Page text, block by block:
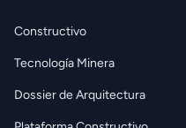
Constructivo
Tecnología Minera
Dossier de Arquitectura